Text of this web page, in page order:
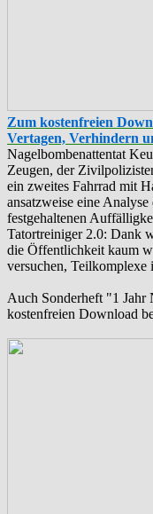
Zum kostenfreien
Vertagen, Verhindern
‪Nagelbombenattentat‬
Zeugen, der
ein zweites Fahrrad mit
ansatzweise eine
festgehaltenen
‪Tatortreiniger‬ 2.0: Dank
die Öffentlichkeit kaum
versuchen, Teilkomplexe
Auch Sonderheft "1 Jahr
kostenfreien Download